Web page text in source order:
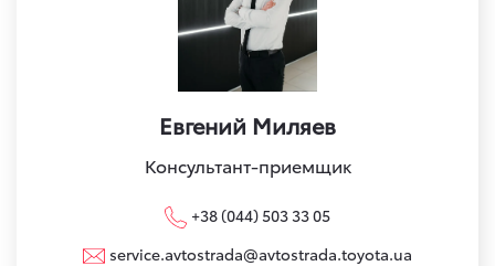
Евгений Миляев
Консультант-приемщик
+38 (044) 503 33 05
service.avtostrada@avtostrada.toyota.ua